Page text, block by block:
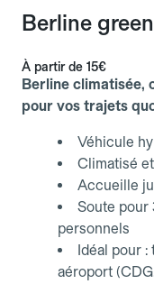
Berline green
À partir de 15€
Berline climatisée,
pour vos trajets
Véhicule
Climatisé
Accueille
Soute pour
personnels
Idéal pour
aéroport